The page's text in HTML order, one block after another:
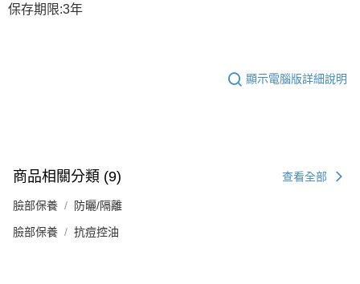
保存期限:3年
顯示電腦版詳細說明
商品相關分類 (9) 查看全部
臉部保養 防曬/隔離
臉部保養 抗痘控油